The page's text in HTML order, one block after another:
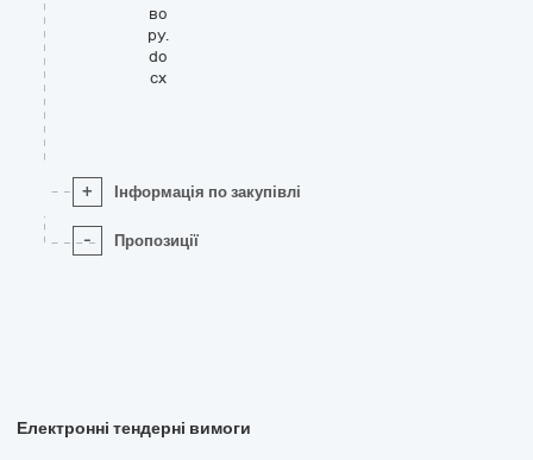
во
ру.
do
cx
+ Інформація по закупівлі
- Пропозиції
Електронні тендерні вимоги